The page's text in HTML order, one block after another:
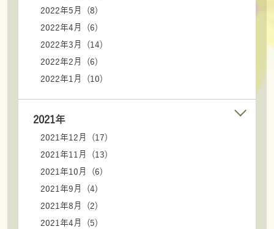
2022年5月 (8)
2022年4月 (6)
2022年3月 (14)
2022年2月 (6)
2022年1月 (10)
2021年
2021年12月 (17)
2021年11月 (13)
2021年10月 (6)
2021年9月 (4)
2021年8月 (2)
2021年4月 (5)